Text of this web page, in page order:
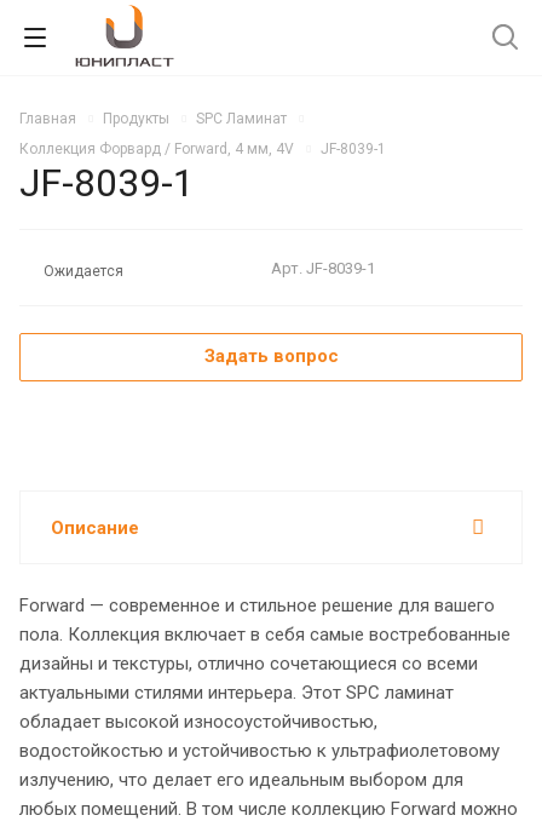
Главная Продукты
SPC Ламинат
Коллекция Форвард / Forward, 4 мм, 4V
JF-8039-1
JF-8039-1
Ожидается Арт. JF-8039-1
Задать вопрос
Описание
Forward — современное и стильное решение для вашего
пола. Коллекция включает в себя самые востребованные
дизайны и текстуры, отлично сочетающиеся со всеми
актуальными стилями интерьера. Этот SPC ламинат
обладает высокой износоустойчивостью,
водостойкостью и устойчивостью к ультрафиолетовому
излучению, что делает его идеальным выбором для
любых помещений. В том числе коллекцию Forward можно